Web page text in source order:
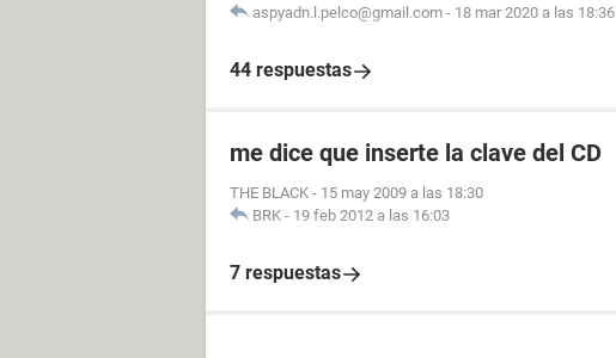
aspyadn.l.pelco@gmail.com - 18 mar 2020 a las 18:36
44 respuestas
me dice que inserte la clave del CD
THE BLACK - 15 may 2009 a las 18:30
BRK - 19 feb 2012 a las 16:03
7 respuestas